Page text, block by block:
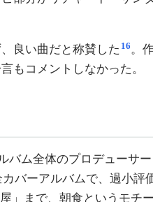
良い曲だと称賛した 16。
もコメントしなかった。
ム全体のプロデューサ
ーアルバムで、過小
」まで、朝食というモチ